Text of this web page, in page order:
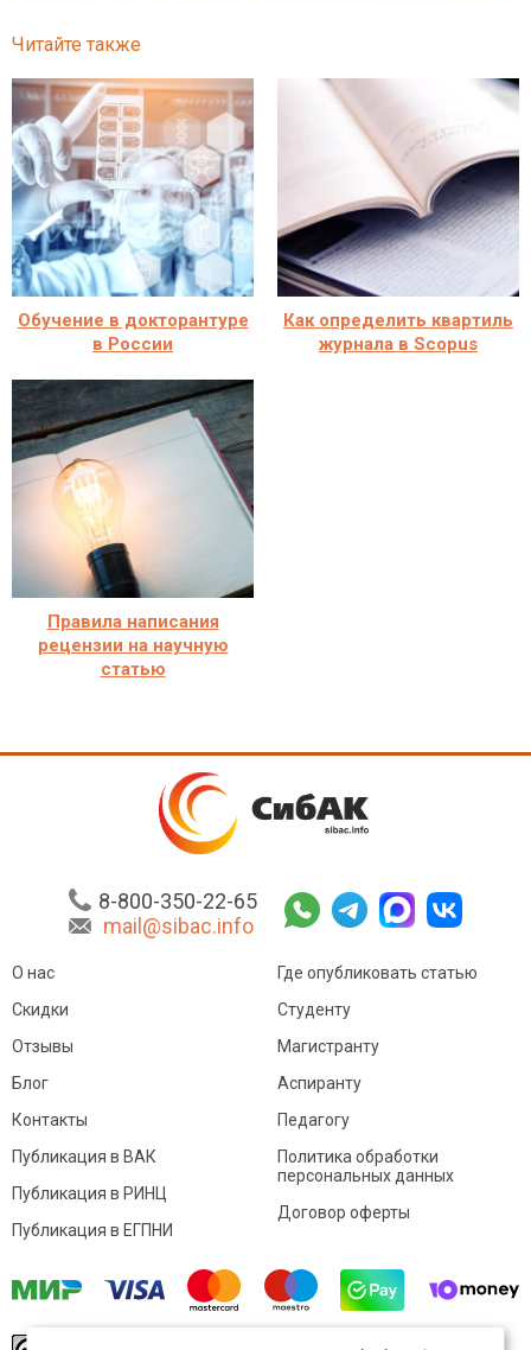
Читайте также
Обучение в докторантуре
в России
Как определить квартиль
журнала в Scopus
Правила написания
рецензии на научную
статью
8-800-350-22-65
mail@sibac.info
О нас
Скидки
Отзывы
Блог
Контакты
Где опубликовать статью
Студенту
Магистранту
Аспиранту
Педагогу
Публикация в ВАК
Публикация в РИНЦ
Публикация в ЕГПНИ
Политика обработки
персональных данных
Договор оферты